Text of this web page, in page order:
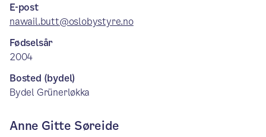
E-post
nawail.butt@oslobystyre.no
Fødselsår
2004
Bosted (bydel)
Bydel Grünerløkka
Anne Gitte Søreide